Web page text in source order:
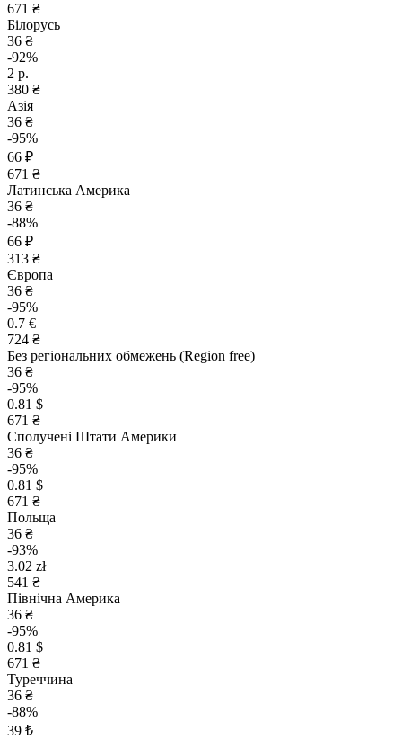
671 ₴
Білорусь
36 ₴
-92%
2 р.
380 ₴
Азія
36 ₴
-95%
66 ₽
671 ₴
Латинська Америка
36 ₴
-88%
66 ₽
313 ₴
Європа
36 ₴
-95%
0.7 €
724 ₴
Без регіональних обмежень (Region free)
36 ₴
-95%
0.81 $
671 ₴
Сполучені Штати Америки
36 ₴
-95%
0.81 $
671 ₴
Польща
36 ₴
-93%
3.02 zł
541 ₴
Північна Америка
36 ₴
-95%
0.81 $
671 ₴
Туреччина
36 ₴
-88%
39 ₺